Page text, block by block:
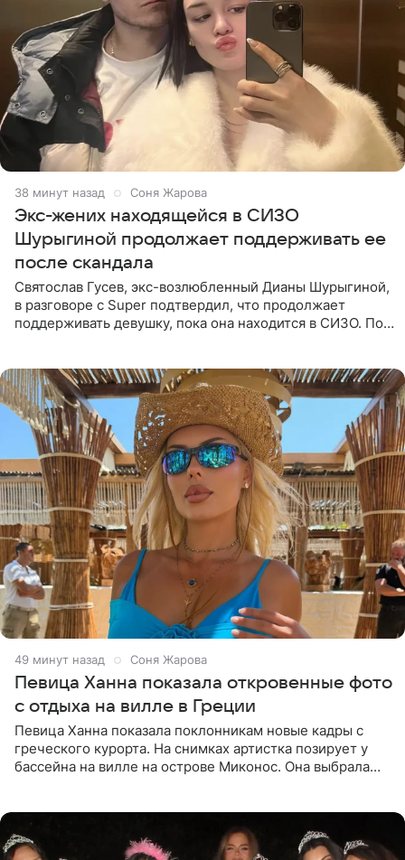
38 минут назад Соня Жарова
Экс-жених находящейся в СИЗО
Шурыгиной продолжает поддерживать ее
после скандала
Святослав Гусев, экс-возлюбленный Дианы Шурыгиной,
в разговоре с Super подтвердил, что продолжает
поддерживать девушку, пока она находится в СИЗО. По
49 минут назад Соня Жарова
Певица Ханна показала откровенные фото
с отдыха на вилле в Греции
Певица Ханна показала поклонникам новые кадры с
греческого курорта. На снимках артистка позирует у
бассейна на вилле на острове Миконос. Она выбрала